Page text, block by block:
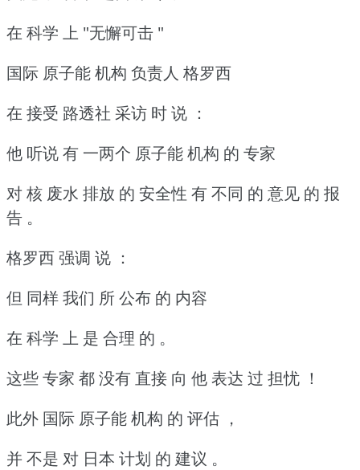
在 科学 上 "无懈可击 "
国际 原子能 机构 负责人 格罗西
在 接受 路透社 采访 时 说 ：
他 听说 有 一两个 原子能 机构 的 专家
对 核 废水 排放 的 安全性 有 不同 的 意见 的 报
告 。
格罗西 强调 说 ：
但 同样 我们 所 公布 的 内容
在 科学 上 是 合理 的 。
这些 专家 都 没有 直接 向 他 表达 过 担忧 ！
此外 国际 原子能 机构 的 评估 ，
并 不是 对 日本 计划 的 建议 。